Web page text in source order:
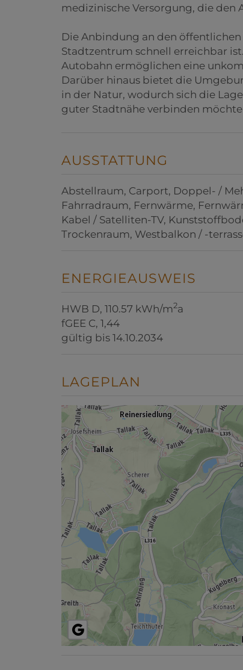
medizinische Versorgung, die
Die Anbindung an den
Stadtzentrum schnell erreichbar
Autobahn ermöglichen eine
Darüber hinaus bietet die
in der Natur, wodurch sich die
guter Stadtnähe verbinden
AUSSTATTUNG
Abstellraum Carport Doppel- /
Fahrradraum Fernwärme
Kabel / Satelliten-TV
Trockenraum Westbalkon / -
ENERGIEAUSWEIS
HWB D, 110.57 kWh/m2a
fGEE C, 1,44
gültig bis 14.10.2034
LAGEPLAN